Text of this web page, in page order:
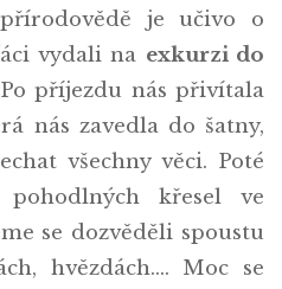
je učivo o
vydali na exkurzi do
příjezdu nás přivítala
nás zavedla do šatny,
všechny věci. Poté
křesel ve
se dozvěděli spoustu
hvězdách…. Moc se